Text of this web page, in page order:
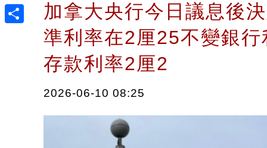
Pinterest
加拿大央行今日議息後
準利率在2厘25不變銀
存款利率2厘2
2026-06-10 08:25